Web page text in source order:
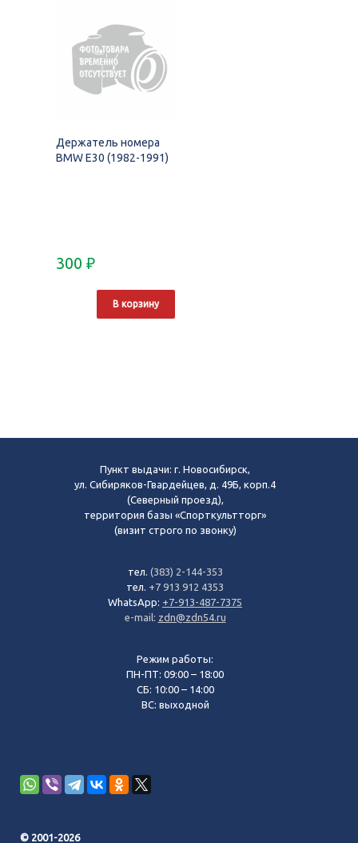
Держатель номера
BMW E30 (1982-1991)
300 ₽
В корзину
Пункт выдачи: г. Новосибирск,
ул. Сибиряков-Гвардейцев, д. 49Б, корп.4
(Северный проезд),
территория базы «Спорткультторг»
(визит строго по звонку)
тел. (383) 2-144-353
тел. +7 913 912 4353
WhatsApp: +7-913-487-7375
e-mail: zdn@zdn54.ru
Режим работы:
ПН-ПТ: 09:00 – 18:00
СБ: 10:00 – 14:00
ВС: выходной
© 2001-2026